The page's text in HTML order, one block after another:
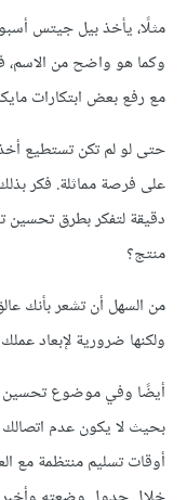
مثلًا، يأخذ بيل جيتس
وكما هو واضح من الاسم،
مع رفع بعض ابتكارات
حتى لو لم تكن تستطيع
دقيقة لتفكر بطرق تحسين
منتج؟
من السهل أن تشعر بأنك
ولكنها ضرورية لإبعاد
أيضًا وفي موضوع تحسين
بحيث لا يكون عدم
أوقات تسليم منتظمة مع